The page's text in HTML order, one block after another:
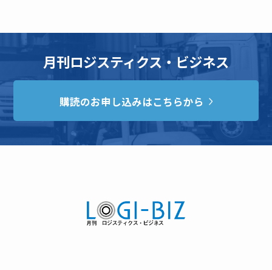
月刊ロジスティクス・ビジネス
購読のお申し込みはこちらから